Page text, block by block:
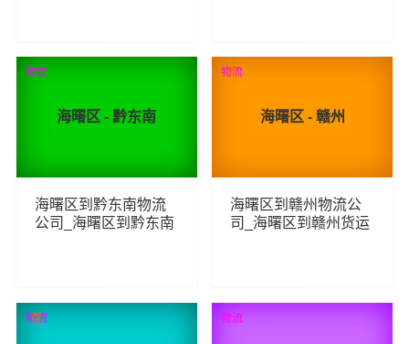
89 查看详细 227 查看详细
海曙区 - 黔东南
海曙区到黔东南物流
公司_海曙区到黔东南
95 查看详细
物流
海曙区 - 赣州
海曙区到赣州物流公
司_海曙区到赣州货运
175 查看详细
物流
荐
物流
荐 物流